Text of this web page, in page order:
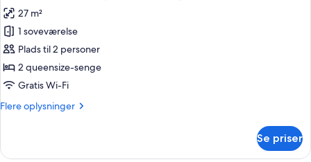
billeder
af
Grand-
værelse
-
queensize-
27 m²
1 soveværelse
Plads til 2 personer
2 queensize-senge
Gratis Wi-Fi
Flere oplysninger
Flere
værelse
Se priser